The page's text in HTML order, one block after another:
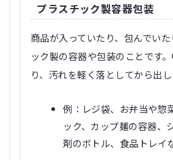
プラスチック製容器包装
商品が入っていたり、包んでい
ック製の容器や包装のことです
り、汚れを軽く落としてから出し
例：レジ袋、お弁当や惣
ック、カップ麺の容器、
剤のボトル、食品トレイ